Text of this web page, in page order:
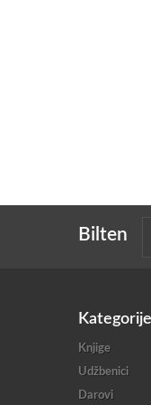
Bilten
Kategorije
Knjige
Udžbenici
Darovi